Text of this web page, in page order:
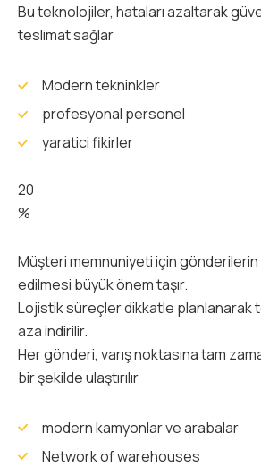
Bu teknolojiler, hataları azaltarak
teslimat sağlar
Modern tekninkler
profesyonal personel
yaratici fikirler
20
%
Müşteri memnuniyeti için gönderilerin
edilmesi büyük önem taşır.
Lojistik süreçler dikkatle planlanarak
aza indirilir.
Her gönderi, varış noktasına tam
bir şekilde ulaştırılır
modern kamyonlar ve arabalar
Network of warehouses